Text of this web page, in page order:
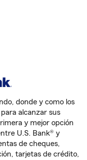
donde y como los
alcanzar sus
y mejor opción
U.S. Bank® y
de cheques,
tarjetas de crédito,